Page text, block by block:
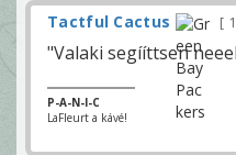
Tactful Cactus
"Valaki segííttsen
P-A-N-I-C
LaFleurt a kávé!